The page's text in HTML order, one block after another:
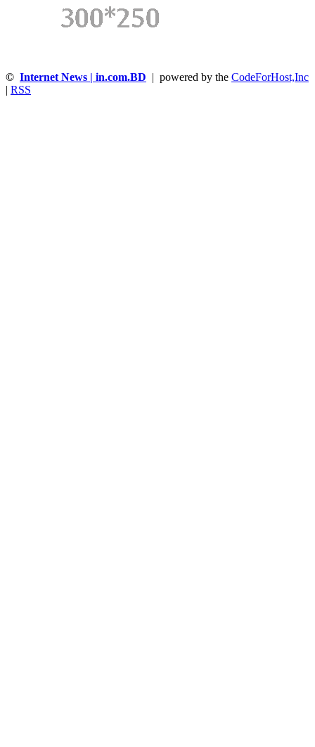
© Internet News | in.com.BD | powered by the CodeForHost,Inc
RSS